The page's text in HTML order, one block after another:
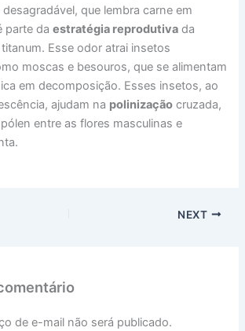
que lembra carne em
parte daestratégia reprodutiva da
Esse odor atrai insetos
moscas e besouros, que se alimentam
em decomposição. Esses insetos, ao
ajudam na polinização cruzada,
entre as flores masculinas e
NEXT
de e-mail não será publicado.